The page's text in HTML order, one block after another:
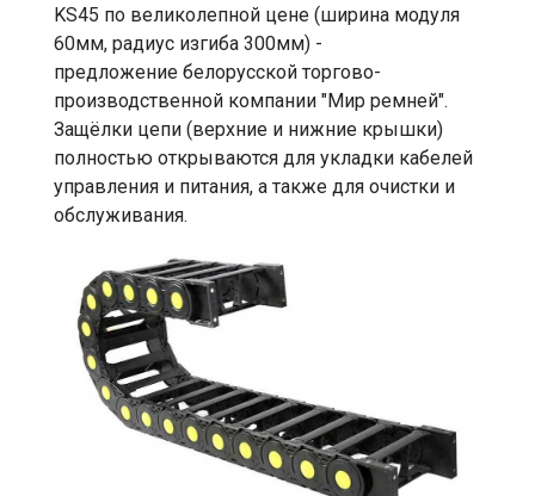
KS45 по великолепной цене (ширина модуля
60мм, радиус изгиба 300мм) -
предложение белорусской торгово-
производственной компании "Мир ремней".
Защёлки цепи (верхние и нижние крышки)
полностью открываются для укладки кабелей
управления и питания, а также для очистки и
обслуживания.